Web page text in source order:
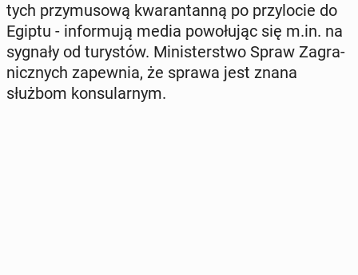
tych przy­mu­so­wą kwa­ran­tan­ną po przy­lo­cie do
Egiptu - in­for­mu­ją media po­wo­łu­jąc się m.in. na
sygnały od tu­ry­stów. Mi­ni­ster­stwo Spraw Za­gra­
nicz­nych za­pew­nia, że sprawa jest znana
służbom kon­su­lar­nym.